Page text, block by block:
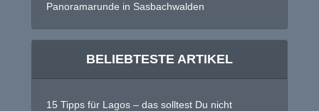
Panoramarunde in Sasbachwalden
BELIEBTESTE ARTIKEL
15 Tipps für Lagos – das solltest Du nicht